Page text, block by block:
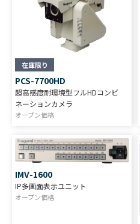
在庫限り
PCS-7700HD
超高感度耐環境型フルHDコンビ
ネーションカメラ
オープン価格
IMV-1600
IP多画面表示ユニット
オープン価格